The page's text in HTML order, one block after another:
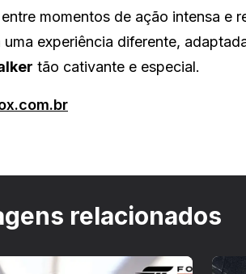
momentos de ação intensa e
experiência diferente,
tão cativante e especial.
relacionados